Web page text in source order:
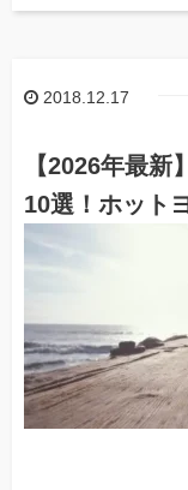
2018.12.17
【2026年最
10選！ホット